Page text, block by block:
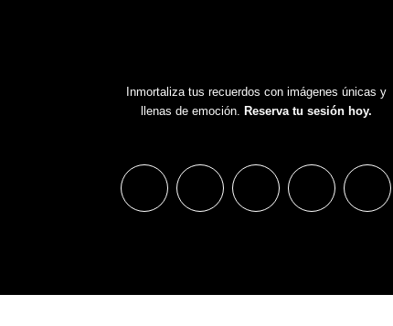
Inmortaliza tus recuerdos con imágenes únicas y
llenas de emoción. Reserva tu sesión hoy.